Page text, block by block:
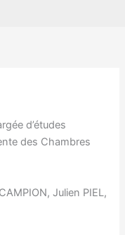
d’études
des Chambres
Julien PIEL,